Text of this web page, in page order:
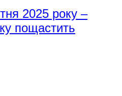
2025 року –
пощастить